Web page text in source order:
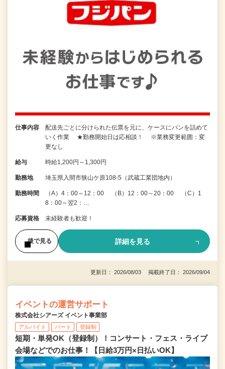
仕事内容
配送先ごとに分けられた伝票を元に、ケースにパンを詰めて
いく作業 ★勤務開始日は応相談！ ※業務変更範囲：変
更なし
給与 時給1,200円～1,300円
勤務地 埼玉県入間市狭山ケ原108-5（武蔵工業団地内）
勤務時間
（A）4：00～12：00 （B）12：00～20：00 （C）1
8：00～翌2：…
応募資格 未経験者も歓迎！
後で見る 詳細を見る
更新日： 2026/08/03 掲載終了日： 2026/09/04
イベントの運営サポート
株式会社シアーズ イベント事業部
アルバイト パート 登録制
短期・単発OK（登録制）！コンサート・フェス・ライブ
会場などでのお仕事！【日給3万円×日払いOK】